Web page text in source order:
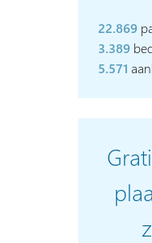
22.869
3.389
5.571